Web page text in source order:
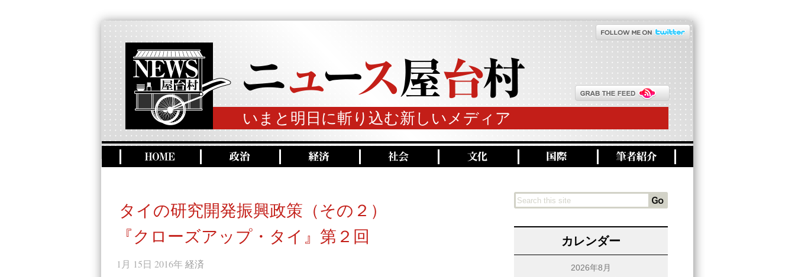
いまと明日に斬り込む新しいメディア
タイの研究開発振興政策（その２）
『クローズアップ・タイ』第２回
1月 15日 2016年 経済
カレンダー
2026年8月